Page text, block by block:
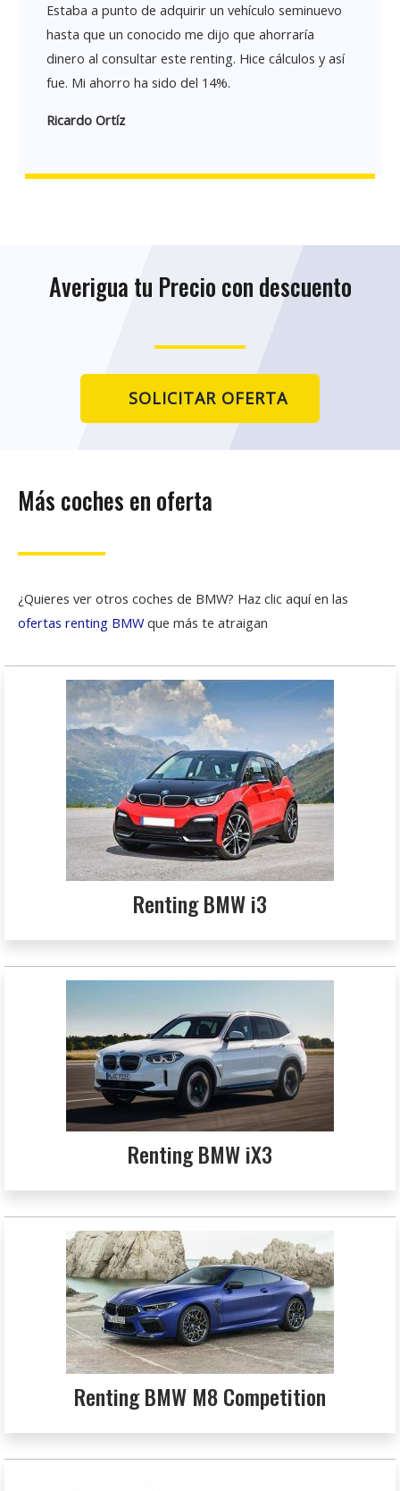
Estaba a punto de adquirir un vehículo seminuevo
hasta que un conocido me dijo que ahorraría
dinero al consultar este renting. Hice cálculos y así
fue. Mi ahorro ha sido del 14%.
Ricardo Ortíz
Averigua tu Precio con descuento
SOLICITAR OFERTA
Más coches en oferta
¿Quieres ver otros coches de BMW? Haz clic aquí en las
ofertas renting BMWque más te atraigan
Renting BMW i3
Renting BMW iX3
Renting BMW M8 Competition